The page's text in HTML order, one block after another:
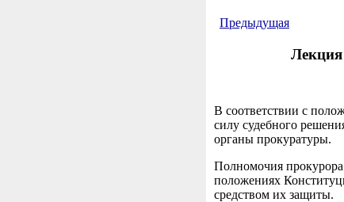
Предыдущая
В соответствии с
силу судебного
органы прокуратуры.
Полномочия
положениях
средством их защиты.